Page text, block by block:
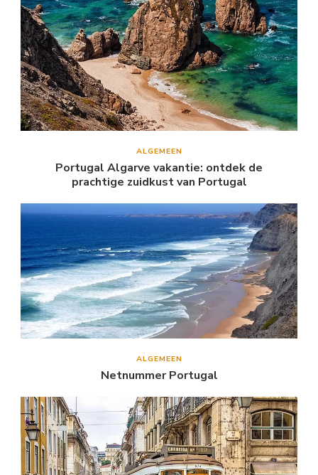
ALGEMEEN
Portugal Algarve vakantie: ontdek de
prachtige zuidkust van Portugal
ALGEMEEN
Netnummer Portugal